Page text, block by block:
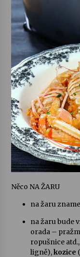
Něco NA ŽARU
na žaru
na žaru bude
orada –
ropušnice atd.,
ligně),kozice